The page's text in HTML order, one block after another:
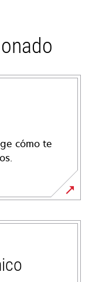
cómo te